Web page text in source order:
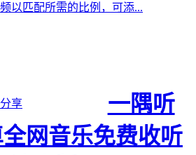
以匹配所需的比例，可添...
享
一隅听
网音乐免费收听